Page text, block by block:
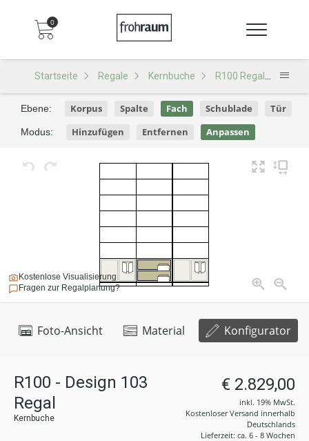
0
Startseite Regale Kernbuche R100 Regal
Foto-Ansicht Material Konfigurator
Kostenlose Visualisierung
Fragen zur Regalplanung?
Ebene: Korpus Spalte Fach Schublade Tür
Modus: Hinzufügen Entfernen Anpassen
R100 - Design 103
Regal
Kernbuche
€ 2.829,00
inkl. 19% MwSt.
Kostenloser Versand innerhalb
Deutschlands
Lieferzeit: ca. 6 - 8 Wochen